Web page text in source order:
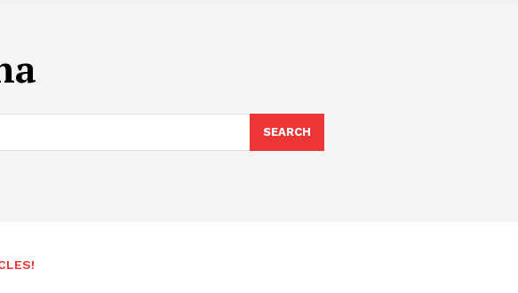
SEARCH